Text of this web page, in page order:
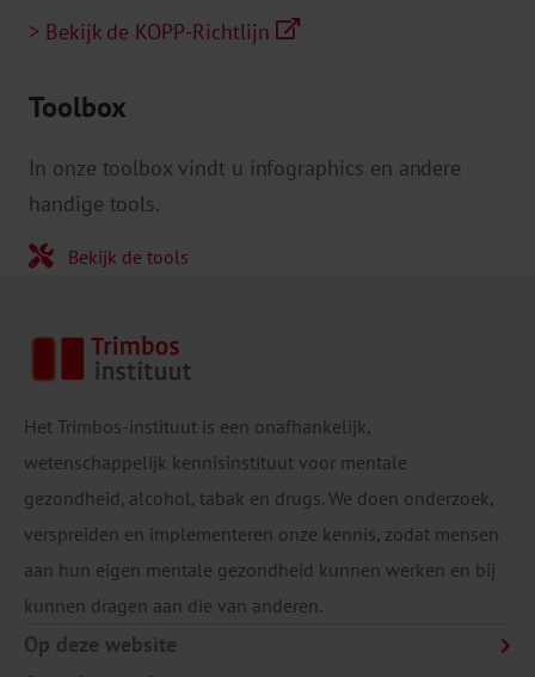
> Bekijk de KOPP-Richtlijn
Toolbox
In onze toolbox vindt u infographics en andere
handige tools.
Bekijk de tools
Het Trimbos-instituut is een onafhankelijk,
wetenschappelijk kennisinstituut voor mentale
gezondheid, alcohol, tabak en drugs. We doen onderzoek,
verspreiden en implementeren onze kennis, zodat mensen
aan hun eigen mentale gezondheid kunnen werken en bij
kunnen dragen aan die van anderen.
Op deze website